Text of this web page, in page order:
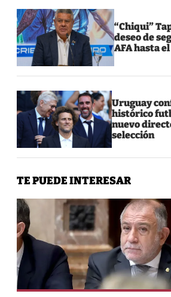
“Chiqui”
deseo de
AFA hasta
Uruguay
histórico
nuevo
selección
TE PUEDE INTERESAR